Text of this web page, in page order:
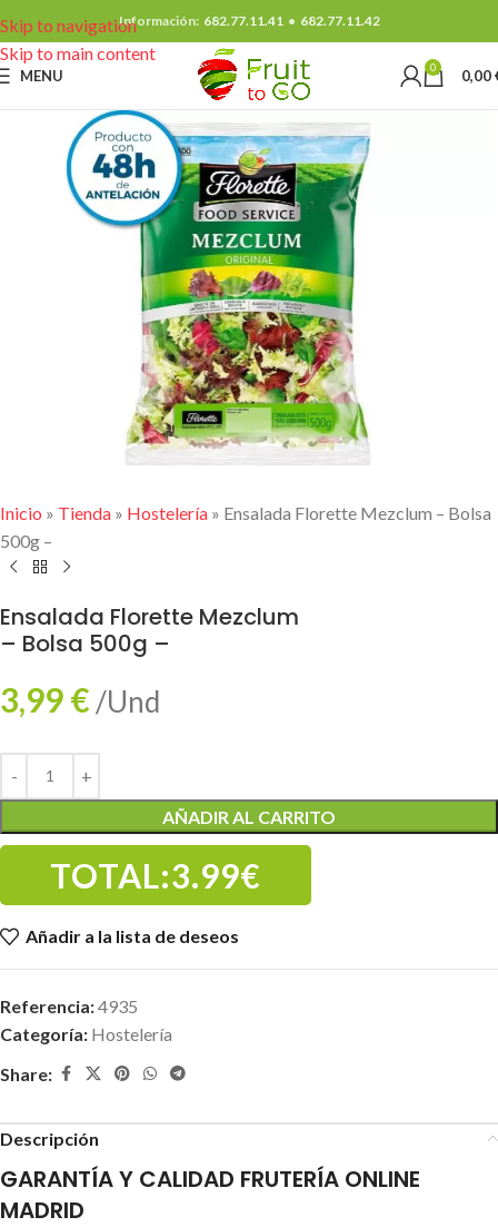
Skip to navigation
Skip to main content
Información: 682.77.11.41• 682.77.11.42
MENU 0 0,00
Inicio » Tienda » Hostelería » Ensalada Florette Mezclum – Bolsa
500g –
Ensalada Florette Mezclum
– Bolsa 500g –
3,99€ /Und
AÑADIR AL CARRITO
TOTAL:3.99€
Añadir a la lista de deseos
Referencia:4935
Categoría: Hostelería
Share:
Descripción
GARANTÍA Y CALIDAD FRUTERÍA ONLINE
MADRID